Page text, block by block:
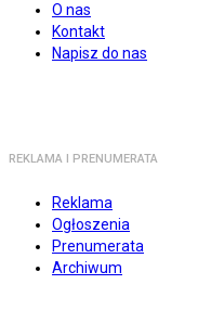
O nas
Kontakt
Napisz do nas
REKLAMA I PRENUMERATA
Reklama
Ogłoszenia
Prenumerata
Archiwum